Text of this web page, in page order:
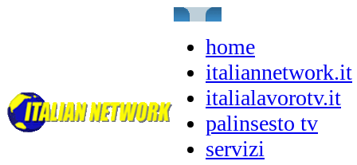
home
italiannetwork.it
italialavorotv.it
palinsesto tv
servizi